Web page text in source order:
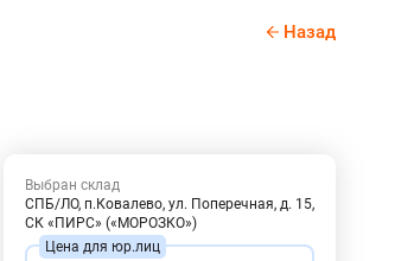
Назад
Выбран склад
СПБ/ЛО, п.Ковалево, ул. Поперечная, д. 15,
СК «ПИРС» («МОРОЗКО»)